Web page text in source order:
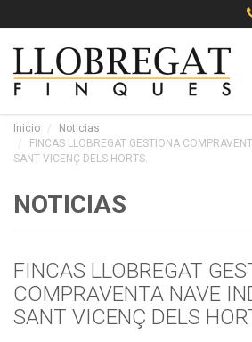
Inicio
Noticias
FINCAS LLOBREGAT GESTIONA
SANT VICENÇ DELS HORTS.
NOTICIAS
FINCAS LLOBREGAT
COMPRAVENTA NAVE
SANT VICENÇ DELS